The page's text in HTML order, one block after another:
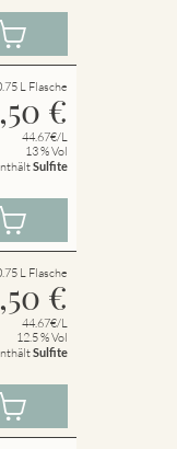
L Flasche
€
44.67€/L
13 % Vol
Sulfite
L Flasche
€
44.67€/L
12.5 % Vol
Sulfite